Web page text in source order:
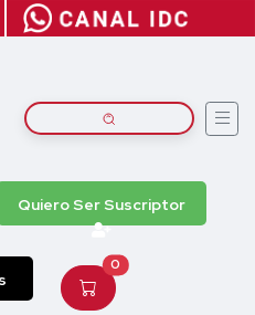
Quiero Ser Suscriptor
0